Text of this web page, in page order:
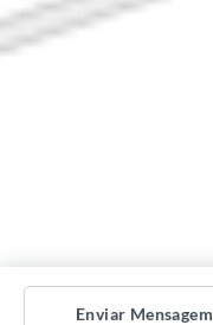
Enviar Mensagem